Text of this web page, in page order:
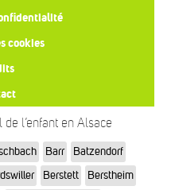
cookies
de l’enfant en Alsace
Barr
Batzendorf
Berstett
Berstheim